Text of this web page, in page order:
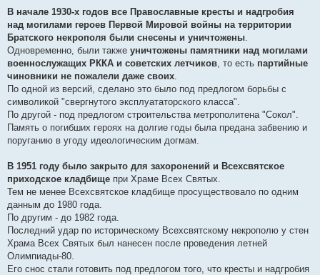
В начале 1930-х годов все Православные кресты и надгробия
над могилами героев Первой Мировой войны на территории
Братского некрополя были снесены и уничтожены
Одновременно, были также уничтожены памятники над могилами
военнослужащих РККА и советских летчиков , то есть партийные
чиновники не пожалели даже своих
По одной из версий, сделано это было под предлогом борьбы с
символикой "свергнутого эксплуататорского класса".
По другой - под предлогом строительства метрополитена "Сокол".
Память о погибших героях на долгие годы была предана забвению и
поруганию в угоду идеологическим догмам.
В 1951 году было закрыто для захоронений и Всехсвятское
приходское кладбище при Храме Всех Святых.
Тем не менее Всехсвятское кладбище просуществовало по одним
данным до 1980 года.
По другим - до 1982 года.
Последний удар по историческому Всехсвятскому некрополю у стен
Храма Всех Святых был нанесен после проведения летней
Олимпиады-80.
Его снос стали готовить под предлогом того, что кресты и надгробия